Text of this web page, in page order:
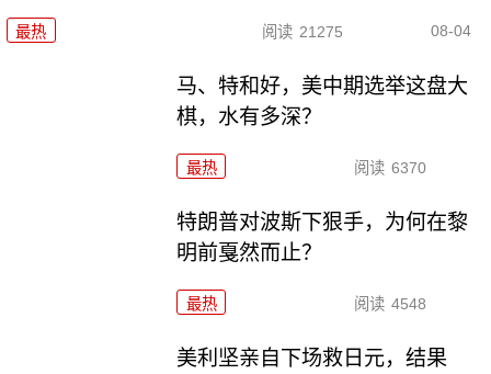
最热 阅读 21275 08-04
马、特和好，美中期选举这盘大
棋，水有多深？
最热 阅读 6370
特朗普对波斯下狠手，为何在黎
明前戛然而止？
最热 阅读 4548
美利坚亲自下场救日元，结果